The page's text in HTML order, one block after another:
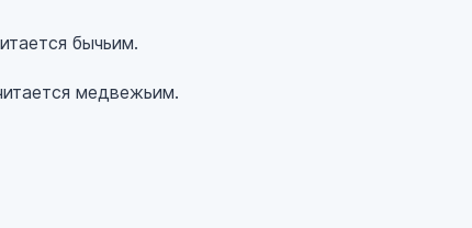
бычьим.
медвежьим.